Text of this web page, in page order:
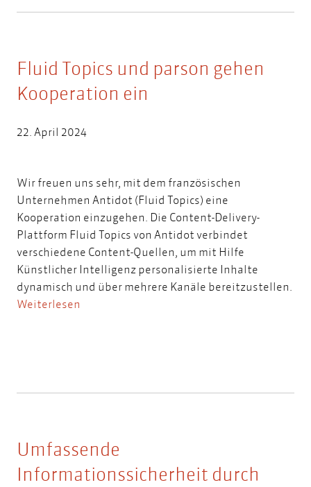
Fluid Topics und parson gehen
Kooperation ein
22. April 2024
Wir freuen uns sehr, mit dem französischen
Unternehmen Antidot (Fluid Topics) eine
Kooperation einzugehen. Die Content-Delivery-
Plattform Fluid Topics von Antidot verbindet
verschiedene Content-Quellen, um mit Hilfe
Künstlicher Intelligenz personalisierte Inhalte
dynamisch und über mehrere Kanäle bereitzustellen.
Weiterlesen
Umfassende
Informationssicherheit durch